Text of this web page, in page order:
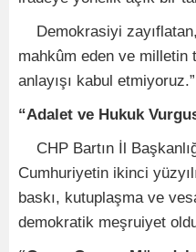
Demokrasiyi
mahkûm eden ve
anlayışı kabul
“Adalet ve Hukuk
CHP Bartın İl
Cumhuriyetin ikinci
baskı, kutuplaşma ve
demokratik meşruiyet